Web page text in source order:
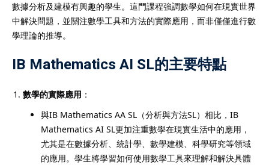
數據分析及建模有興趣的學生。這門課程強調數學如何在現實世界
中解決問題，並關注數學工具和方法的實際應用，而非僅僅進行數
學理論的推導。
IB Mathematics AI SL的主要特點
數學的實際應用 ：
與IB Mathematics AA SL（分析與方法SL）相比，IB
Mathematics AI SL更加注重數學在現實生活中的應用，
尤其是在數據分析、統計學、數學建模、科學研究等領域
的應用。學生將學習如何使用數學工具來理解和解決具體